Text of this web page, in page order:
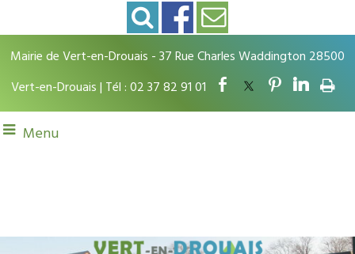
Mairie de Vert-en-Drouais - 37 Rue Charles Waddington 28500
Vert-en-Drouais | Tél : 02 37 82 91 01
Menu